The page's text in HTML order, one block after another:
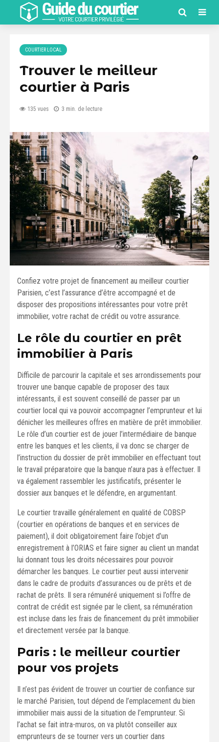
COURTIER LOCAL
Trouver le meilleur
courtier à Paris
135 vues 3 min. de lecture
Confiez votre projet de financement au meilleur courtier
Parisien, c’est l’assurance d’être accompagné et de
disposer des propositions intéressantes pour votre prêt
immobilier, votre rachat de crédit ou votre assurance.
Le rôle du courtier en prêt
immobilier à Paris
Difficile de parcourir la capitale et ses arrondissements pour
trouver une banque capable de proposer des taux
intéressants, il est souvent conseillé de passer par un
courtier local qui va pouvoir accompagner l’emprunteur et lui
dénicher les meilleures offres en matière de prêt immobilier.
Le rôle d’un courtier est de jouer l’intermédiaire de banque
entre les banques et les clients, il va donc se charger de
l’instruction du dossier de prêt immobilier en effectuant tout
le travail préparatoire que la banque n’aura pas à effectuer. Il
va également rassembler les justificatifs, présenter le
dossier aux banques et le défendre, en argumentant.
Le courtier travaille généralement en qualité de COBSP
(courtier en opérations de banques et en services de
paiement), il doit obligatoirement faire l’objet d’un
enregistrement à l’ORIAS et faire signer au client un mandat
lui donnant tous les droits nécessaires pour pouvoir
démarcher les banques. Le courtier peut aussi intervenir
dans le cadre de produits d’assurances ou de prêts et de
rachat de prêts. Il sera rémunéré uniquement si l’offre de
contrat de crédit est signée par le client, sa rémunération
est incluse dans les frais de financement du prêt immobilier
et directement versée par la banque.
Paris : le meilleur courtier
pour vos projets
Il n’est pas évident de trouver un courtier de confiance sur
le marché Parisien, tout dépend de l’emplacement du bien
immobilier mais aussi de la situation de l’emprunteur. Si
l’achat se fait intra-muros, on va plutôt conseiller aux
emprunteurs de se tourner vers un courtier dans